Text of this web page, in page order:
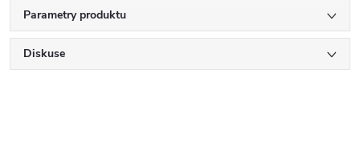
Parametry produktu
Diskuse